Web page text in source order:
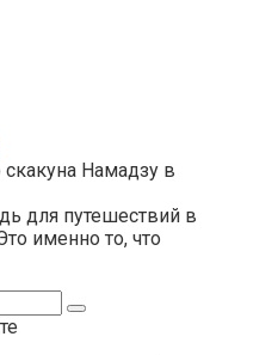
скакуна Намадзу в
для путешествий в
именно то, что